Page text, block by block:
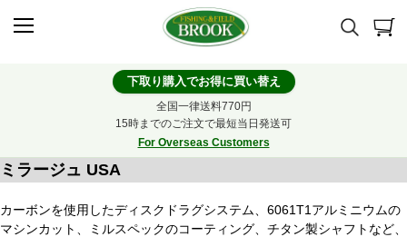
下取り購入でお得に買い替え
全国一律送料770円
15時までのご注文で最短当日発送可
For Overseas Customers
ミラージュ USA
カーボンを使用したディスクドラグシステム、6061T1アルミニウムの
マシンカット、ミルスペックのコーティング、チタン製シャフトなど、